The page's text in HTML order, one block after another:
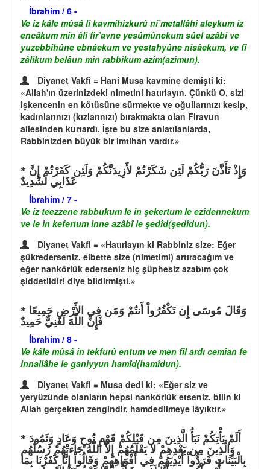
İbrahim / 6 -
Ve iz kâle mûsâ li kavmihizkurû ni’metallâhi aleykum iz
encâkum min âli fir’avne yesûmûnekum sûel azâbi ve
yuzebbihûne ebnâekum ve yestahyûne nisâekum, ve fî
zâlikum belâun min rabbikum azîm(azîmun).
Diyanet Vakfi = Hani Musa kavmine demişti ki:
«Allah'ın üzerinizdeki nimetini hatırlayın. Çünkü O, sizi
işkencenin en kötüsüne sürmekte ve oğullarınızı kesip,
kadınlarınızı (kızlarınızı) bırakmakta olan Firavun
ailesinden kurtardı. İşte bu size anlatılanlarda,
Rabbinizden büyük bir imtihan vardır.»
عَذَابِي لَشَدِيدٌ
İbrahim / 7 -
Ve iz teezzene rabbukum le in şekertum le ezîdennekum
ve le in kefertum inne azâbî le şedîd(şedîdun).
Diyanet Vakfi = «Hatırlayın ki Rabbiniz size: Eğer
şükrederseniz, elbette size (nimetimi) artıracağım ve
eğer nankörlük ederseniz hiç şüphesiz azabım çok
şiddetlidir! diye bildirmişti.»
فَإِنَّ اللّهَ لَغَنِيٌّ حَمِيدٌ
İbrahim / 8 -
Ve kâle mûsâ in tekfurû entum ve men fîl ardı cemîan fe
innallâhe le ganiyyun hamîd(hamîdun).
Diyanet Vakfi = Musa dedi ki: «Eğer siz ve
yeryüzünde olanların hepsi nankörlük etseniz, bilin ki
Allah gerçekten zengindir, hamdedilmeye lâyıktır.»
وَالَّذِينَ مِن بَعْدِهِمْ لاَ يَعْلَمُهُمْ إِلاَّ اللّهُ جَاءتْهُمْ رُسُلُهُم
بِالْبَيِّنَاتِ فَرَدُّواْ أَيْدِيَهُمْ فِي أَفْوَاهِهِمْ وَقَالُواْ إِنَّا كَفَرْنَا بِمَا